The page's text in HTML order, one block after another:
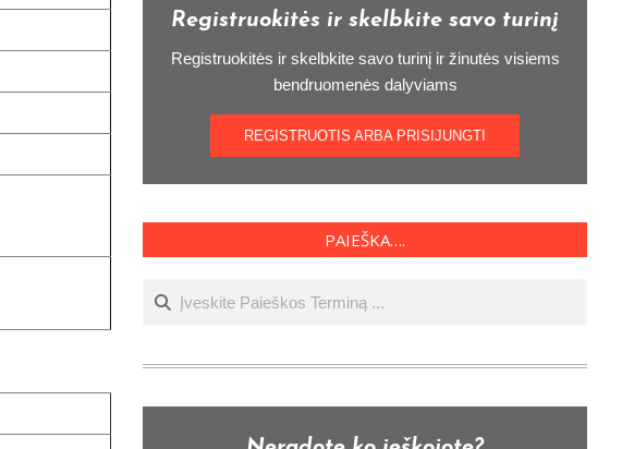
Registruokitės ir skelbkite savo turinį
Registruokitės ir skelbkite savo turinį ir žinutės visiems
bendruomenės dalyviams
REGISTRUOTIS ARBA PRISIJUNGTI
PAIEŠKA….
Ieškoti